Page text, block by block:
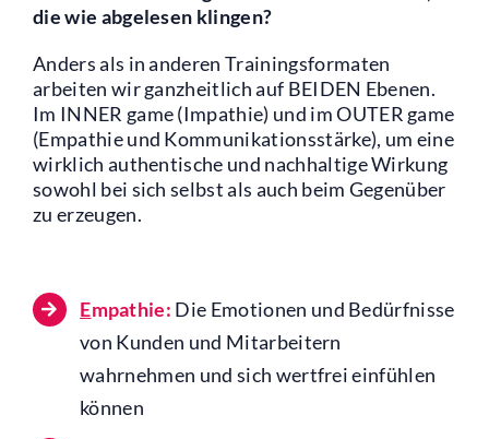
die wie abgelesen klingen?
Anders als in anderen Trainingsformaten
arbeiten wir ganzheitlich auf BEIDEN Ebenen.
Im INNER game (Impathie) und im OUTER game
(Empathie und Kommunikationsstärke), um eine
wirklich authentische und nachhaltige Wirkung
sowohl bei sich selbst als auch beim Gegenüber
zu erzeugen.
Empathie: Die Emotionen und Bedürfnisse
von Kunden und Mitarbeitern
wahrnehmen und sich wertfrei einfühlen
können